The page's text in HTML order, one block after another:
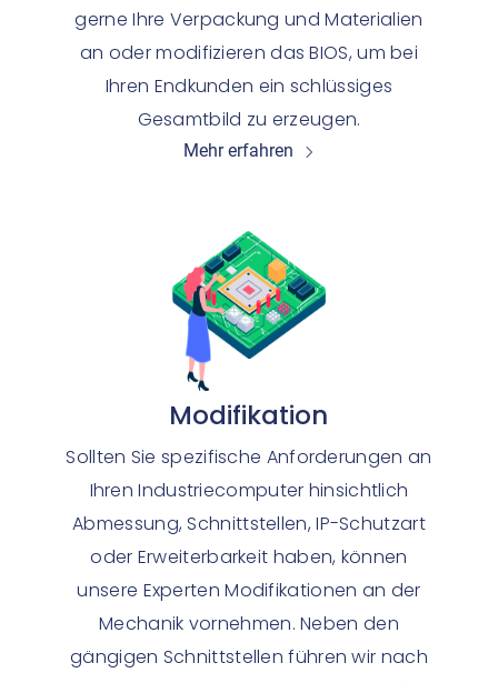
gerne Ihre Verpackung und Materialien
an oder modifizieren das BIOS, um bei
Ihren Endkunden ein schlüssiges
Gesamtbild zu erzeugen.
Mehr erfahren
Modifikation
Sollten Sie spezifische Anforderungen an
Ihren Industriecomputer hinsichtlich
Abmessung, Schnittstellen, IP-Schutzart
oder Erweiterbarkeit haben, können
unsere Experten Modifikationen an der
Mechanik vornehmen. Neben den
gängigen Schnittstellen führen wir nach